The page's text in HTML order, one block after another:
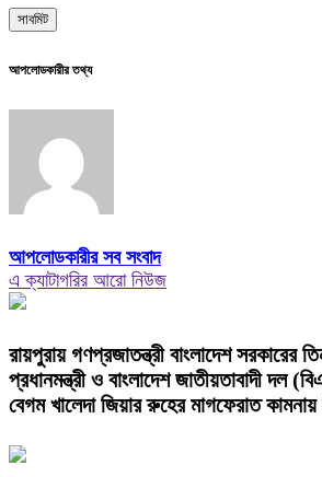
আপলোডকারীর তথ্য
আপলোডকারীর সব সংবাদ
এ ক্যাটাগরির আরো নিউজ
রায়পুরায় গণপ্রজাতন্ত্রী বাংলাদেশ সরকারের
প্রধানমন্ত্রী ও বাংলাদেশ জাতীয়তাবাদী দল
বেগম খালেদা জিয়ার রুহের মাগফেরাত